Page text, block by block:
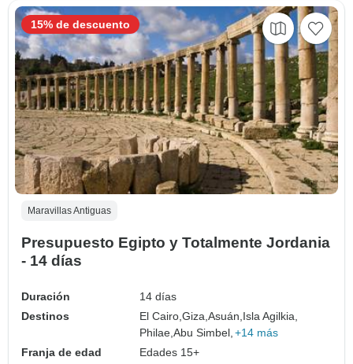
Maravillas Antiguas
Presupuesto Egipto y Totalmente Jordania
- 14 días
Duración
14 días
Destinos
El Cairo,Giza,Asuán, Isla Agilkia,
Philae,Abu Simbel, +14 más
Franja de edad
Edades 15+
15% de descuento